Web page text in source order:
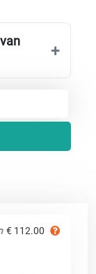
€ 112.00